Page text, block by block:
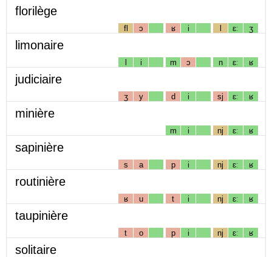
florilège
fl ɔ ʁ i l ɛː ʒ
limonaire
l i m ɔ n ɛː ʁ
judiciaire
ʒ y d i sj ɛː ʁ
minière
m i nj ɛː ʁ
sapinière
s a p i nj ɛː ʁ
routinière
ʁ u t i nj ɛː ʁ
taupinière
t o p i nj ɛː ʁ
solitaire